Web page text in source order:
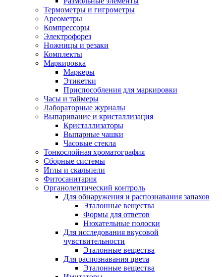
Термометры и гигрометры
Ареометры
Компрессоры
Электрофорез
Ножницы и резаки
Комплекты
Маркировка
Маркеры
Этикетки
Приспособления для маркировки
Часы и таймеры
Лабораторные журналы
Выпаривание и кристаллизация
Кристаллизаторы
Выпарные чашки
Часовые стекла
Тонкослойная хроматография
Сборные системы
Иглы и скальпели
Фитосанитария
Органолептический контроль
Для обнаружения и распознавания запахов
Эталонные вещества
Формы для ответов
Нюхательные полоски
Для исследования вкусовой
чувствительности
Эталонные вещества
Для распознавания цвета
Эталонные вещества